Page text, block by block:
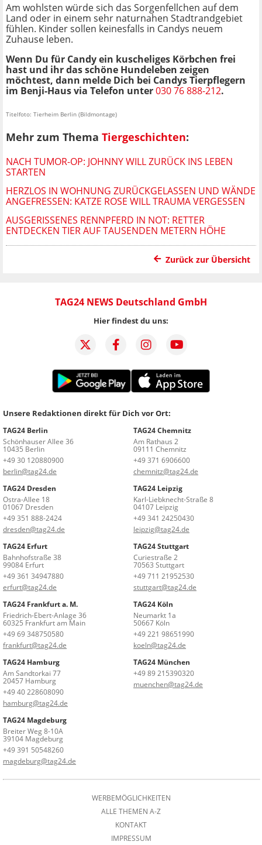
Am wohlsten würde sich das Sorgenfellchen auf dem
Land oder in einem sehr naturnahen Stadtrandgebiet
fühlen. Kinder sollen keinesfalls in Candys neuem
Zuhause leben.
Wenn Du für Candy ein kuscheliges Körbchen frei
hast und ihr das schöne Hundeleben zeigen
möchtest, dann melde Dich bei Candys Tierpflegern
im Benji-Haus via Telefon unter030 76 888-212.
Titelfoto: Tierheim Berlin (Bildmontage)
Mehr zum Thema Tiergeschichten:
NACH TUMOR-OP: JOHNNY WILL ZURÜCK INS LEBEN
STARTEN
HERZLOS IN WOHNUNG ZURÜCKGELASSEN UND WÄNDE
ANGEFRESSEN: KATZE ROSE WILL TRAUMA VERGESSEN
AUSGERISSENES RENNPFERD IN NOT: RETTER
ENTDECKEN TIER AUF TAUSENDEN METERN HÖHE
Zurück zur Übersicht
TAG24 NEWS Deutschland GmbH
Hier findest du uns:
Unsere Redaktionen direkt für Dich vor Ort:
TAG24 Berlin
Schönhauser Allee 36
10435 Berlin
+49 30 120880900
berlin@tag24.de
TAG24 Chemnitz
Am Rathaus 2
09111 Chemnitz
+49 371 6906600
chemnitz@tag24.de
TAG24 Dresden
Ostra-Allee 18
01067 Dresden
+49 351 888-2424
dresden@tag24.de
TAG24 Leipzig
Karl-Liebknecht-Straße 8
04107 Leipzig
+49 341 24250430
leipzig@tag24.de
TAG24 Erfurt
Bahnhofstraße 38
99084 Erfurt
+49 361 34947880
erfurt@tag24.de
TAG24 Stuttgart
Curiestraße 2
70563 Stuttgart
+49 711 21952530
stuttgart@tag24.de
TAG24 Frankfurt a. M.
Friedrich-Ebert-Anlage 36
60325 Frankfurt am Main
+49 69 348750580
frankfurt@tag24.de
TAG24 Köln
Neumarkt 1a
50667 Köln
+49 221 98651990
koeln@tag24.de
TAG24 Hamburg
Am Sandtorkai 77
20457 Hamburg
+49 40 228608090
hamburg@tag24.de
TAG24 München
+49 89 215390320
muenchen@tag24.de
TAG24 Magdeburg
Breiter Weg 8-10A
39104 Magdeburg
+49 391 50548260
magdeburg@tag24.de
WERBEMÖGLICHKEITEN
ALLE THEMEN A-Z
KONTAKT
IMPRESSUM